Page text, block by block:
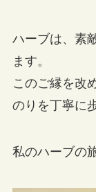
ハーブは、素
ます。
このご縁を改
のりを丁寧に
私のハーブの